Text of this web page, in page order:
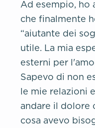
Ad esempio, ho
che finalmente
“aiutante dei
utile. La mia
esterni per
Sapevo di non
le mie relazioni
andare il dolore
cosa avevo